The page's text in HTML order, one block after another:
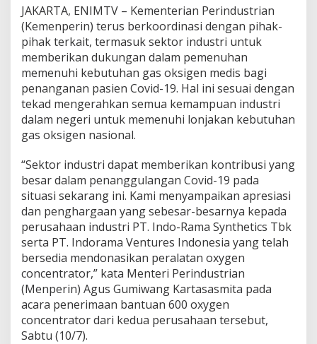
i
a
6
0
0
U
n
i
t
y
g
e
n
C
o
c
e
n
t
r
a
t
JAKARTA, ENIMTV – Kementerian Perindustrian
(Kemenperin) terus berkoordinasi dengan pihak-
pihak terkait, termasuk sektor industri untuk
memberikan dukungan dalam pemenuhan
memenuhi kebutuhan gas oksigen medis bagi
penanganan pasien Covid-19. Hal ini sesuai dengan
tekad mengerahkan semua kemampuan industri
dalam negeri untuk memenuhi lonjakan kebutuhan
gas oksigen nasional.
“Sektor industri dapat memberikan kontribusi yang
besar dalam penanggulangan Covid-19 pada
situasi sekarang ini. Kami menyampaikan apresiasi
dan penghargaan yang sebesar-besarnya kepada
perusahaan industri PT. Indo-Rama Synthetics Tbk
serta PT. Indorama Ventures Indonesia yang telah
bersedia mendonasikan peralatan oxygen
concentrator,” kata Menteri Perindustrian
(Menperin) Agus Gumiwang Kartasasmita pada
acara penerimaan bantuan 600 oxygen
concentrator dari kedua perusahaan tersebut,
Sabtu (10/7).